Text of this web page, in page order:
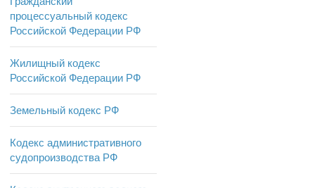
процессуальный кодекс
Российской Федерации РФ
Жилищный кодекс
Российской Федерации РФ
Земельный кодекс РФ
Кодекс административного
судопроизводства РФ